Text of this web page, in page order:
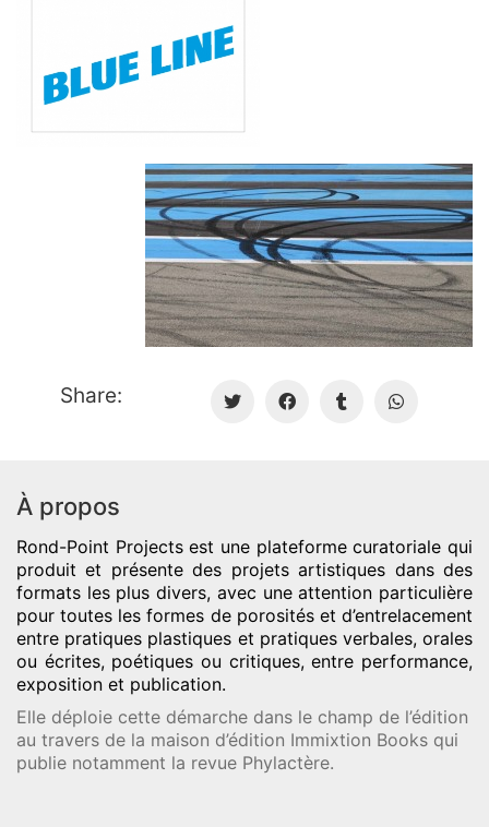
Share:
À propos
Rond-Point Projectsest une plateforme curatoriale qui
produit et présente des projets artistiques dans des
formats les plus divers, avec une attention particulière
pour toutes les formes de porosités et d’entrelacement
entre pratiques plastiques et pratiques verbales, orales
ou écrites, poétiques ou critiques, entre performance,
exposition et publication.
Elle déploie cette démarche dans le champ de l’édition
au travers de la maison d’édition Immixtion Books qui
publie notamment la revue Phylactère.